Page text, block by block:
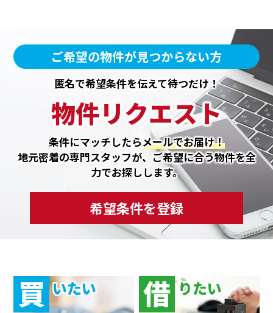
ご希望の物件が見つからない方
匿名で希望条件を伝えて待つだけ！
物件リクエスト
条件にマッチしたらメールでお届け！
地元密着の専門スタッフが、ご希望に合う物件を全
力でお探しします。
希望条件を登録
買 いたい 借 りたい